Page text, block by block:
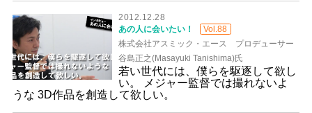
2012.12.28
あの人に会いたい！
Vol.88
株式会社アスミック・エース プロデューサー
谷島正之(Masayuki Tanishima)氏
若い世代には、僕らを駆逐して欲し
い。 メジャー監督では撮れないよ
うな 3D作品を創造して欲しい。